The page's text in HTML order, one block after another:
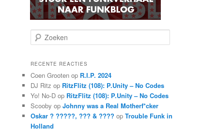
o
k
n
RECENTE REACTIES
Coen Grootenop R.I.P. 2024
DJ Ritz op RitzFlitz (108): P.Unity – No Codes
Yo! No-Dop RitzFlitz (108): P.Unity – No Codes
Scooby op Johnny was a Real Motherf*cker
Oskar ? ?????, ??? & ???? op Trouble Funk in
Holland